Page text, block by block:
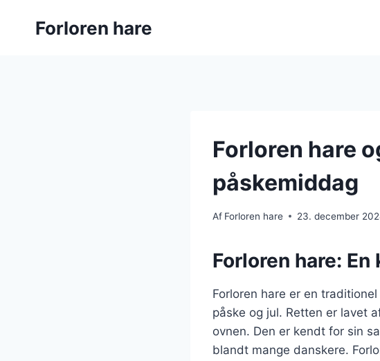
Forloren hare
Forloren hare
påskemiddag
Af Forloren hare 23. december
Forloren hare:
Forloren hare er en
påske og jul. Retten er lavet
ovnen. Den er kendt for sin
blandt mange danskere.